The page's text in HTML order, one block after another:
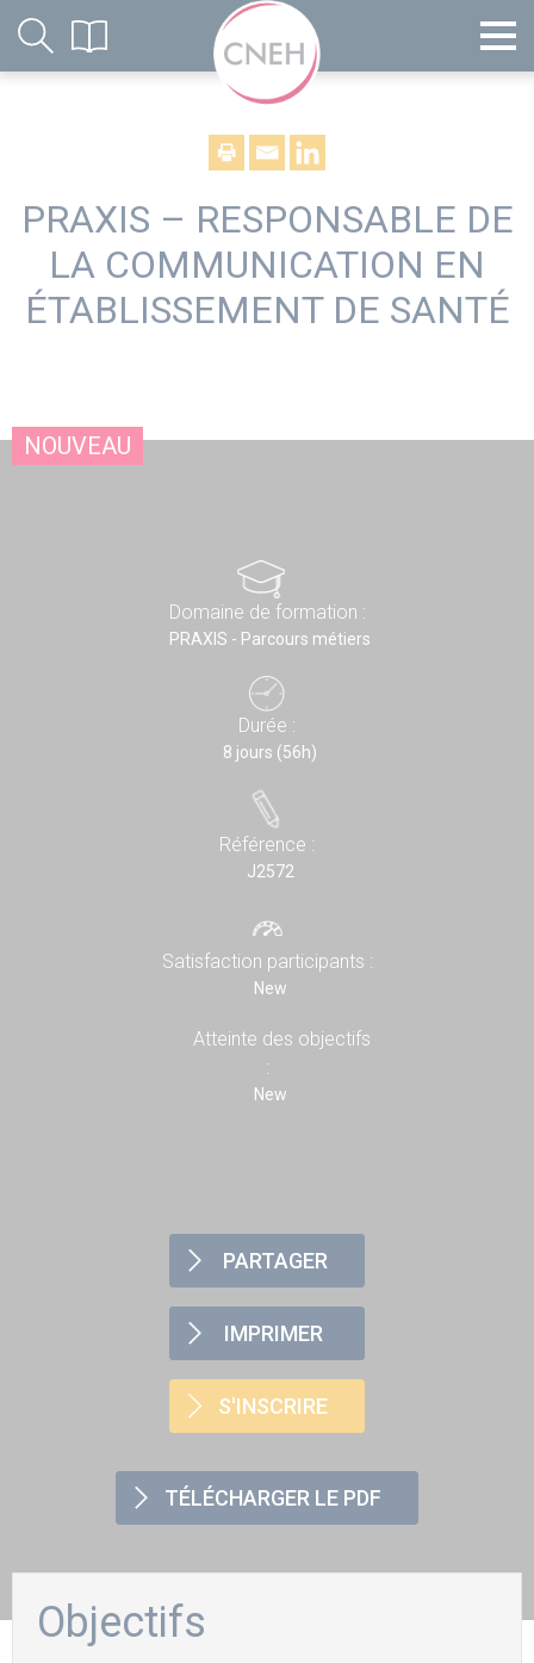
PRAXIS – RESPONSABLE DE
LA COMMUNICATION EN
ÉTABLISSEMENT DE SANTÉ
NOUVEAU
Domaine de formation :
PRAXIS - Parcours métiers
Durée :
8 jours (56h)
Référence :
J2572
Satisfaction participants :
New
Atteinte des objectifs
:
New
PARTAGER
IMPRIMER
S'INSCRIRE
TÉLÉCHARGER LE PDF
Objectifs